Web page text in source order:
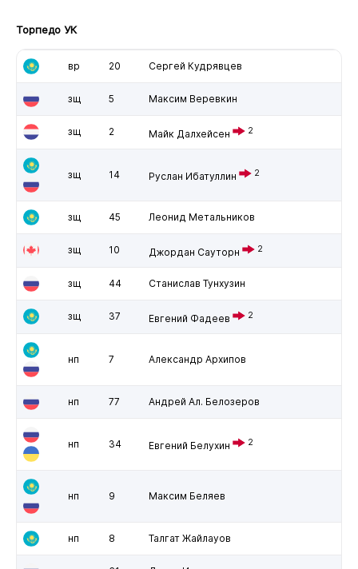
Торпедо УК
вр 20 Сергей Кудрявцев
зщ 5 Максим Веревкин
зщ 2 Майк Далхейсен 2
зщ 14 Руслан Ибатуллин 2
зщ 45 Леонид Метальников
зщ 10 Джордан Сауторн 2
зщ 44 Станислав Тунхузин
зщ 37 Евгений Фадеев 2
нп 7 Александр Архипов
нп 77 Андрей Ал. Белозеров
нп 34 Евгений Белухин 2
нп 9 Максим Беляев
нп 8 Талгат Жайлауов